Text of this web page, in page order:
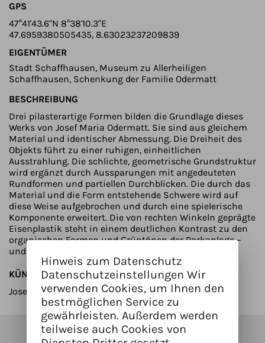
GPS
47°41'43.6"N 8°38'10.3"E
47.6959380505435, 8.63023237209839
EIGENTÜMER
Stadt Schaffhausen, Museum zu Allerheiligen
Schaffhausen, Schenkung der Familie Odermatt
BESCHREIBUNG
Drei pilasterartige Formen bilden die Grundlage dieses
Werks von Josef Maria Odermatt. Sie sind aus gleichem
Material und identischer Abmessung. Die Dreiheit des
Objekts führt zu einer ruhigen, einheitlichen
Ausstrahlung. Die schlichte, geometrische Grundstruktur
wird ergänzt durch Aussparungen mit angedeuteten
Rundformen und partiellen Durchblicken. Die durch das
Material und die Form entstehende Schwere wird auf
diese Weise aufgebrochen und durch eine spielerische
Komponente erweitert. Die von rechten Winkeln geprägte
Eisenplastik steht in einem deutlichen Kontrast zu den
organischen Formen und Grüntönen der Parkanlage –
und fügt sich dennoch harmonisch ein. (jd)
KÜNSTLER/INNEN
Josef Maria Odermatt
Hinweis zum Datenschutz
Datenschutzeinstellungen Wir
verwenden Cookies, um Ihnen den
bestmöglichen Service zu
gewährleisten. Außerdem werden
teilweise auch Cookies von